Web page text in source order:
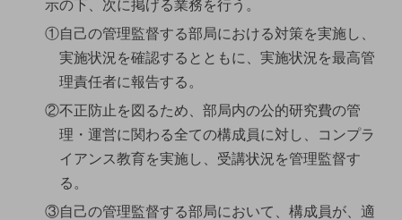
示の下、次に掲げる業務を行う。
①自己の管理監督する部局における対策を実施し、
実施状況を確認するとともに、実施状況を最高管
理責任者に報告する。
②不正防止を図るため、部局内の公的研究費の管
理・運営に関わる全ての構成員に対し、コンプラ
イアンス教育を実施し、受講状況を管理監督す
る。
③自己の管理監督する部局において、構成員が、適